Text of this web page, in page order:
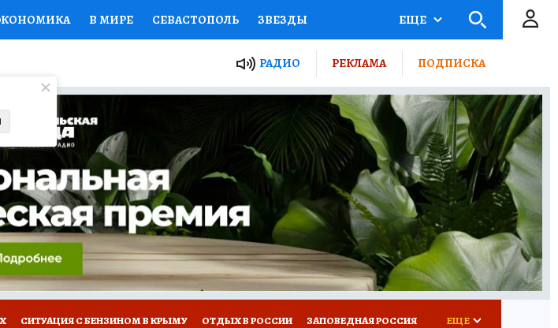
В МИРЕ СЕВАСТОПОЛЬ ЗВЕЗДЫ
НАЦИОНАЛЬНЫЕ ПРОЕКТЫ РОССИИ
СЕМЬЯ ЖЕНСКИЕ СЕКРЕТЫ ПУТЕВОДИТЕЛЬ
СПЕЦПРОЕКТЫ ДЕФИЦИТ ЖЕЛЕЗА ТУРИЗМ
У НАС ГИД ПОТРЕБИТЕЛЯ ВСЕ О КП РАДИО КП
ЕЩЕ
РАДИО РЕКЛАМА ПОДПИСКА
СИТУАЦИЯ С БЕНЗИНОМ В КРЫМУ ОТДЫХ В РОССИИ ЗАПОВЕДНАЯ РОССИЯ ЕЩЕ